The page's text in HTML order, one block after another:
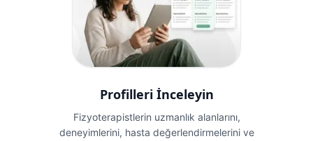
Profilleri İnceleyin
Fizyoterapistlerin uzmanlık alanlarını,
deneyimlerini, hasta değerlendirmelerini ve